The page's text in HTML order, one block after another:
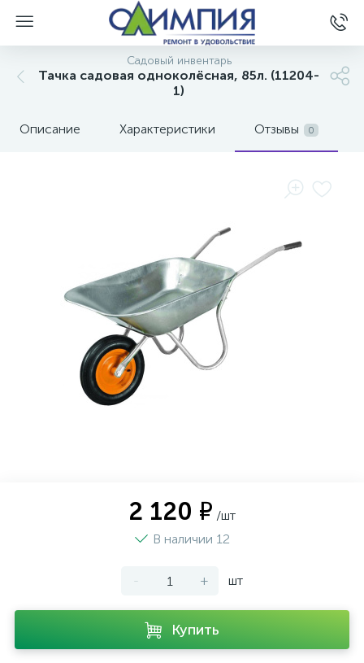
Садовый инвентарь
Тачка садовая одноколёсная, 85л. (11204-
1)
Описание Характеристики Отзывы 0
2 120 ₽ /шт
В наличии 12
- + шт
Купить